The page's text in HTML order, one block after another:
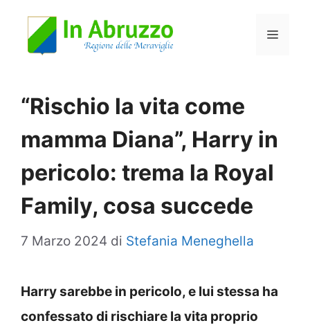
Menu
“Rischio la vita come
mamma Diana”, Harry in
pericolo: trema la Royal
Family, cosa succede
7 Marzo 2024 di Stefania Meneghella
Harry sarebbe in pericolo, e lui stessa ha
confessato di rischiare la vita proprio